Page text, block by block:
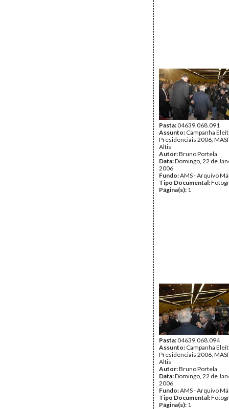
Pasta:04639.068.091
Assunto: Campanha
Presidenciais 2006,
Altis
Autor:Bruno Portela
Data:Domingo, 22 de
2006
Fundo:AMS - Arquivo
Tipo Documental:
Página(s): 1
Pasta:04639.068.094
Assunto: Campanha
Presidenciais 2006,
Altis
Autor:Bruno Portela
Data:Domingo, 22 de
2006
Fundo:AMS - Arquivo
Tipo Documental:
Página(s): 1